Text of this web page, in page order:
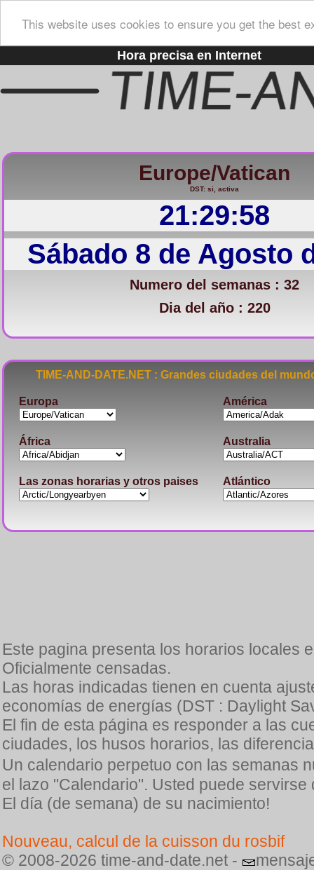
This website uses cookies to ensure you get the best
Hora precisa en Internet
Europe/Vatican
DST: si, activa
21:29:59
Sábado 8 de Agosto
Numero del semanas : 32
Dia del año : 220
TIME-AND-DATE.NET : Grandes ciudades del
Europa América
África Australia
Las zonas horarias y otros paises Atlántico
Este pagina presenta los horarios locales
Oficialmente censadas.
Las horas indicadas tienen en cuenta
economías de energías (DST : Daylight
El fin de esta página es responder a las
ciudades, los husos horarios, las
Un calendario perpetuo con las semanas
el lazo "Calendario". Usted puede
El día (de semana) de su nacimiento!
Nouveau, calcul de la cuisson du rosbif
© 2008-2026 time-and-date.net -